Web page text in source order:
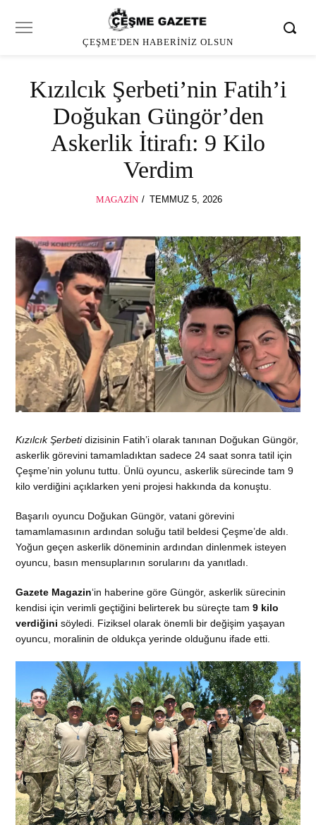
ÇEŞME'DEN HABERINIZ OLSUN
Kızılcık Şerbeti’nin Fatih’i
Doğukan Güngör’den
Askerlik İtirafı: 9 Kilo
Verdim
MAGAZIN
POSTED
TEMMUZ 5, 2026
Kızılcık Şerbetidizisinin Fatih’i olarak tanınan Doğukan Güngör,
askerlik görevini tamamladıktan sadece 24 saat sonra tatil için
Çeşme’nin yolunu tuttu. Ünlü oyuncu, askerlik sürecinde tam 9
kilo verdiğini açıklarken yeni projesi hakkında da konuştu.
Başarılı oyuncu Doğukan Güngör, vatani görevini
tamamlamasının ardından soluğu tatil beldesi Çeşme’de aldı.
Yoğun geçen askerlik döneminin ardından dinlenmek isteyen
oyuncu, basın mensuplarının sorularını da yanıtladı.
Gazete Magazin‘in haberine göre Güngör, askerlik sürecinin
kendisi için verimli geçtiğini belirterek bu süreçte tam9 kilo
verdiğini söyledi. Fiziksel olarak önemli bir değişim yaşayan
oyuncu, moralinin de oldukça yerinde olduğunu ifade etti.